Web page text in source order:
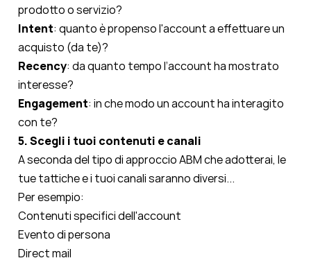
prodotto o servizio?
Intent: quanto è propenso l'account a effettuare un
acquisto (da te)?
Recency: da quanto tempo l’account ha mostrato
interesse?
Engagement: in che modo un account ha interagito
con te?
5. Scegli i tuoi contenuti e canali
A seconda del tipo di approccio ABM che adotterai, le
tue tattiche e i tuoi canali saranno diversi...
Per esempio:
Contenuti specifici dell'account
Evento di persona
Direct mail